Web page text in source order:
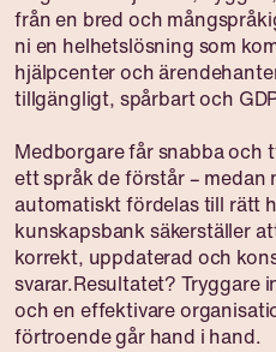
från en bred och
ni en helhetslösning som
hjälpcenter och
tillgängligt, spårbart och
Medborgare får snabba och
ett språk de förstår – medan
automatiskt fördelas till rätt
kunskapsbank säkerställer
korrekt, uppdaterad och
svarar.Resultatet? Tryggare
och en effektivare
förtroende går hand i hand.